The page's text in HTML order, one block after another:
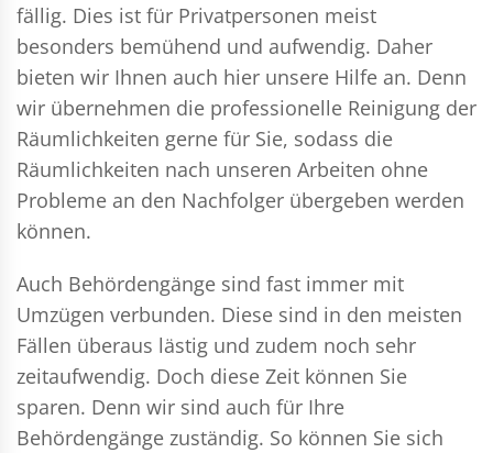
fällig. Dies ist für Privatpersonen meist
besonders bemühend und aufwendig. Daher
bieten wir Ihnen auch hier unsere Hilfe an. Denn
wir übernehmen die professionelle Reinigung der
Räumlichkeiten gerne für Sie, sodass die
Räumlichkeiten nach unseren Arbeiten ohne
Probleme an den Nachfolger übergeben werden
können.
Auch Behördengänge sind fast immer mit
Umzügen verbunden. Diese sind in den meisten
Fällen überaus lästig und zudem noch sehr
zeitaufwendig. Doch diese Zeit können Sie
sparen. Denn wir sind auch für Ihre
Behördengänge zuständig. So können Sie sich